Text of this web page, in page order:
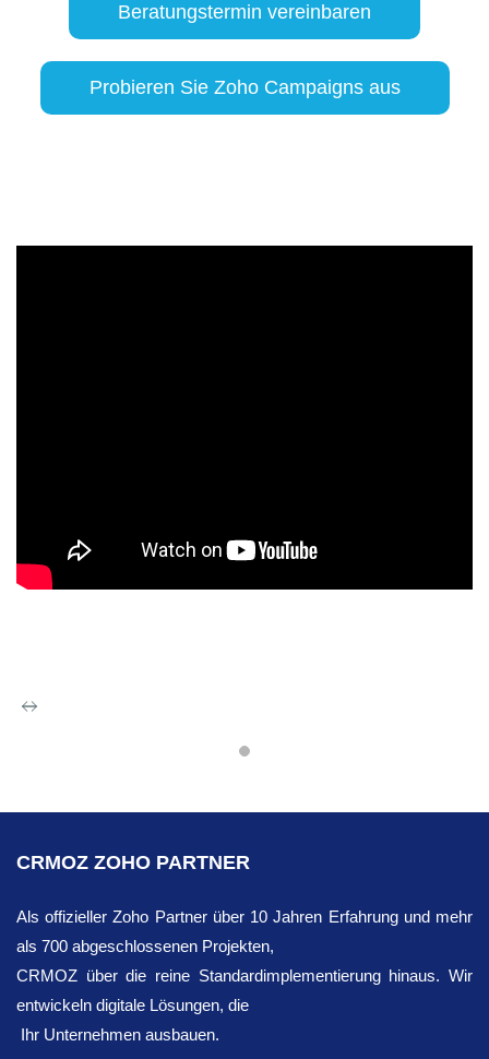
Beratungstermin vereinbaren
Probieren Sie Zoho Campaigns aus
Zoho CRM
Es ist sehr wahrscheinlich, dass eine leere
ist. Daher CRM einer der Hauptvorteile der
Unternehmen aus verschiedenen Branchen
wie Finanzen, Unterhaltung, Analytik,
Tracking, E-Commerce, Management und
weiteren Bereichen zu integrieren. Dieser
Prozess beinhaltet die Zusammenführung
CRMOZ ZOHO PARTNER
Als offizieller Zoho Partner über 10 Jahren Erfahrung und mehr
als 700 abgeschlossenen Projekten,
CRMOZ über die reine Standardimplementierung hinaus. Wir
entwickeln digitale Lösungen, die
Ihr Unternehmen ausbauen.